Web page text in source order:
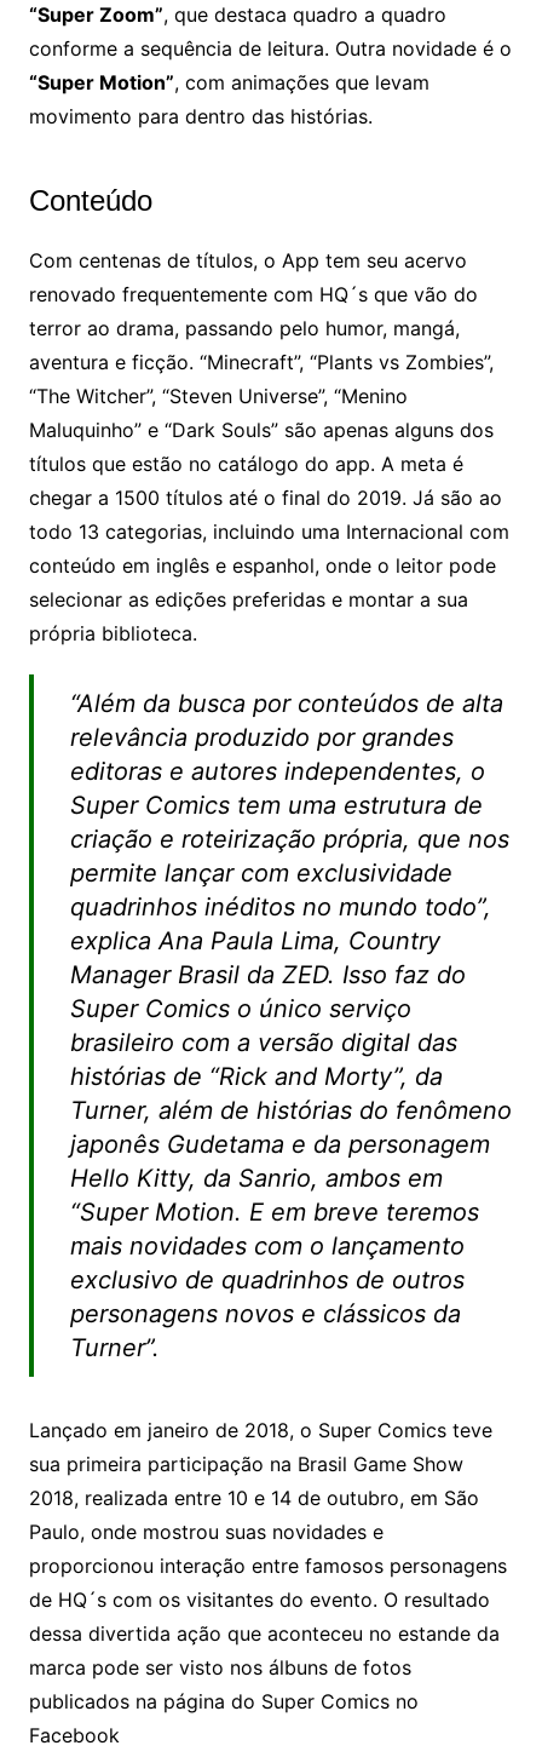
“Super Zoom”, que destaca quadro a quadro
conforme a sequência de leitura. Outra novidade é o
“Super Motion”, com animações que levam
movimento para dentro das histórias.
Conteúdo
Com centenas de títulos, o App tem seu acervo
renovado frequentemente com HQ´s que vão do
terror ao drama, passando pelo humor, mangá,
aventura e ficção. “Minecraft”, “Plants vs Zombies”,
“The Witcher”, “Steven Universe”, “Menino
Maluquinho” e “Dark Souls” são apenas alguns dos
títulos que estão no catálogo do app. A meta é
chegar a 1500 títulos até o final do 2019. Já são ao
todo 13 categorias, incluindo uma Internacional com
conteúdo em inglês e espanhol, onde o leitor pode
selecionar as edições preferidas e montar a sua
própria biblioteca.
“Além da busca por conteúdos de alta
relevância produzido por grandes
editoras e autores independentes, o
Super Comicstem uma estrutura de
criação e roteirização própria, que nos
permite lançar com exclusividade
quadrinhos inéditos no mundo todo”,
explica Ana Paula Lima, Country
Manager Brasil da ZED. Isso faz do
Super Comics o único serviço
brasileiro com a versão digital das
histórias de “Rick and Morty”, da
Turner, além de histórias do fenômeno
japonês Gudetama e da personagem
Hello Kitty, da Sanrio, ambos em
“Super Motion. E em breve teremos
mais novidades com o lançamento
exclusivo de quadrinhos de outros
personagens novos e clássicos da
Turner”.
Lançado em janeiro de 2018, o Super Comics teve
sua primeira participação na Brasil Game Show
2018, realizada entre 10 e 14 de outubro, em São
Paulo, onde mostrou suas novidades e
proporcionou interação entre famosos personagens
de HQ´s com os visitantes do evento. O resultado
dessa divertida ação que aconteceu no estande da
marca pode ser visto nos álbuns de fotos
publicados na página do Super Comics no
Facebook